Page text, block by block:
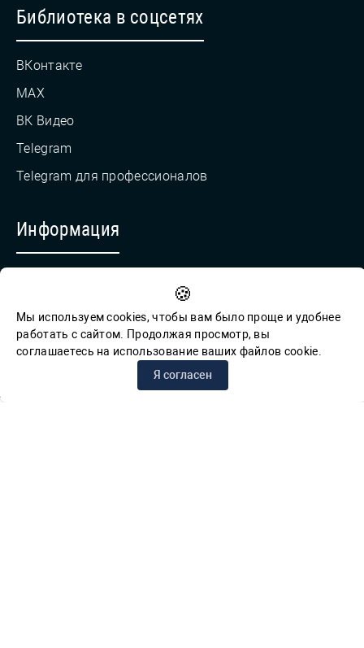
Библиотека в соцсетях
ВКонтакте
MAX
ВК Видео
Telegram
Telegram для профессионалов
Информация
Обратная связь для сообщений о фактах коррупции
© СПб ГБУК ГСЦБС, 2012-2026 гг.
🍪
Мы используем cookies, чтобы вам было проще и удобнее
работать с сайтом. Продолжая просмотр, вы
соглашаетесь на использование ваших файлов cookie.
Я согласен